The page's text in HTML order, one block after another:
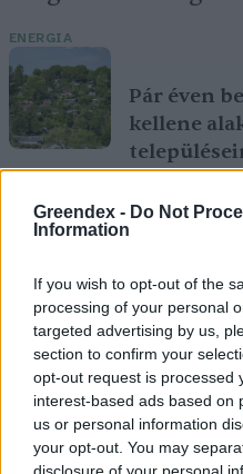
Greendex - Do Not
Information
If you wish to opt-out of the
processing of your personal
targeted advertising by us,
section to confirm your
opt-out request is processed
interest-based ads based on
us or personal information
your opt-out. You may
disclosure of your personal
ENERGIA
Pár éven
kellene
Novák
Negatív
miképp
ÉLŐ BOLYGÓNK
Granát-Galló